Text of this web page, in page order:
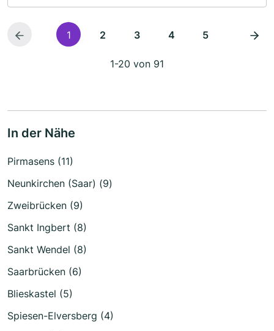
1 2 3 4 5
1-20 von 91
In der Nähe
Pirmasens (11)
Neunkirchen (Saar) (9)
Zweibrücken (9)
Sankt Ingbert (8)
Sankt Wendel (8)
Saarbrücken (6)
Blieskastel (5)
Spiesen-Elversberg (4)